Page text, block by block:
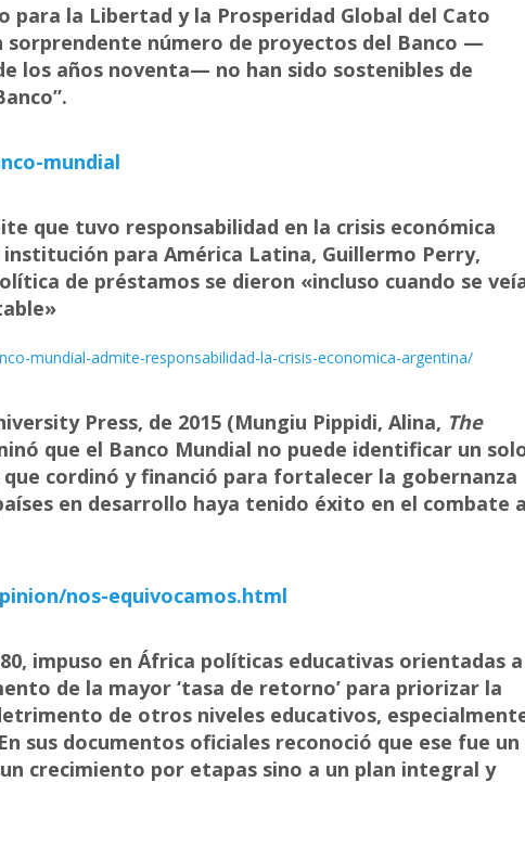
para la Libertad y la Prosperidad Global del Cato
sorprendente número de proyectos del Banco —
los años noventa— no han sido sostenibles de
mundial
que tuvo responsabilidad en la crisis económica
para América Latina, Guillermo Perry,
de préstamos se dieron «incluso cuando se
mundial-admite-responsabilidad-la-crisis-economica-argentina/
Press, de 2015 (Mungiu Pippidi, Alina, The
que el Banco Mundial no puede identificar un
que cordinó y financió para fortalecer la gobernanza
en desarrollo haya tenido éxito en el combate
nos-equivocamos.html
impuso en África políticas educativas orientadas a
de la mayor ‘tasa de retorno’ para priorizar la
de otros niveles educativos,
sus documentos oficiales reconoció que ese fue un
crecimiento por etapas sino a un plan integral y